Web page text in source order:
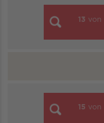
13 von
15 von